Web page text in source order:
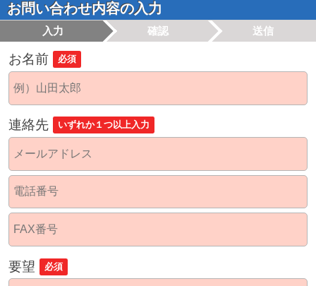
お問い合わせ内容の入力
入力 確認 送信
お名前 必須
連絡先 いずれか１つ以上入力
要望 必須